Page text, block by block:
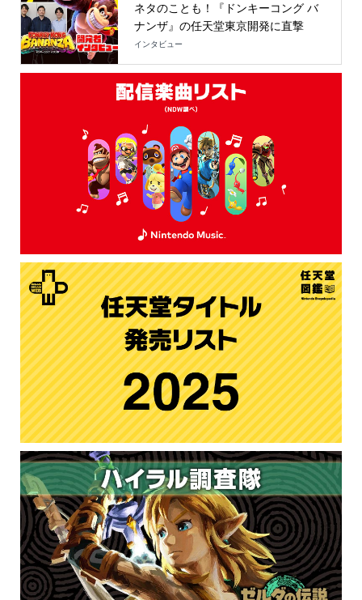
ネタのことも！『ドンキーコング バ
ナンザ』の任天堂東京開発に直撃
インタビュー